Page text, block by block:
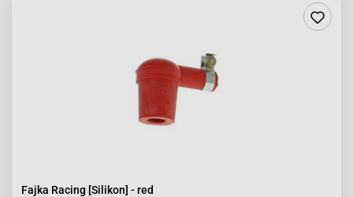
Fajka Racing [Silikon] - red